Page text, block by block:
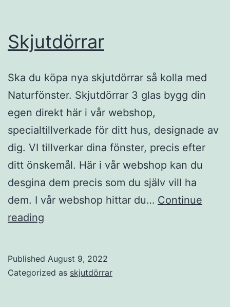
Skjutdörrar
Ska du köpa nya skjutdörrar så kolla med
Naturfönster. Skjutdörrar 3 glas bygg din
egen direkt här i vår webshop,
specialtillverkade för ditt hus, designade av
dig. VI tillverkar dina fönster, precis efter
ditt önskemål. Här i vår webshop kan du
desgina dem precis som du själv vill ha
dem. I vår webshop hittar du… Continue
reading
Published August 9, 2022
Categorized as skjutdörrar